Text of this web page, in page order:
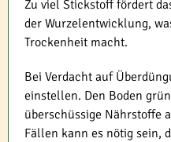
Zu viel Stickstoff fördert
der Wurzelentwicklung,
Trockenheit macht.
Bei Verdacht auf
einstellen. Den Boden
überschüssige Nährstoffe
Fällen kann es nötig sein,